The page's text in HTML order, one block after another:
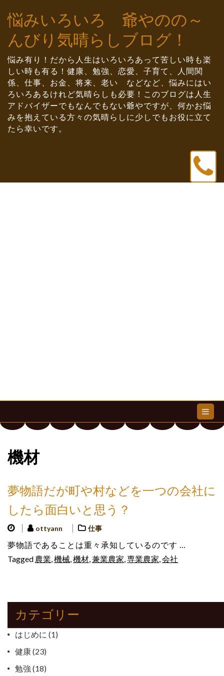
content
悩みいろいろ 爺やのの～
んびり気晴らしブログ！
悩み有り！だから人生はいろいろあって苦しい時も楽
しい時も有る！健康、勉強、恋愛、子育て、人間関
係、仕事、お金、将来、老い などなど、悩みにはい
ろいろあるけれど気晴らしも必要！このブログは人生
アドバイザーでもなんでもない爺やですが、何かお悩
みを抱えている方々の気晴らしに少しでもお役に立て
たら幸いです。
機材
夢物語だが町や村などを一つの会社に
したら面白いと思う？
ottyann 仕事
夢物語であることは重々承知しているのです …
Tagged 農業,機械,機材,兼業農家,専業農家,会社
カテゴリー
はじめに (1)
健康(23)
勉強 (18)